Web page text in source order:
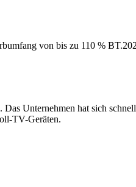
von bis zu 110 %
Unternehmen hat sich
TV-Geräten.